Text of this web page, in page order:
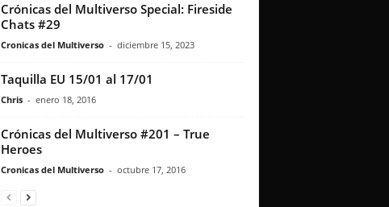
Crónicas del Multiverso Special: Fireside
Chats #29
Cronicas del Multiverso - diciembre 15, 2023
Taquilla EU 15/01 al 17/01
Chris - enero 18, 2016
Crónicas del Multiverso #201 – True
Heroes
Cronicas del Multiverso - octubre 17, 2016